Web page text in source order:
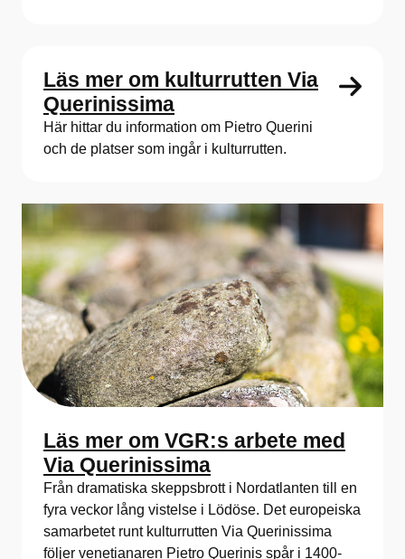
Läs mer om kulturrutten Via
Querinissima
Här hittar du information om Pietro Querini
och de platser som ingår i kulturrutten.
Läs mer om VGR:s arbete med
Via Querinissima
Från dramatiska skeppsbrott i Nordatlanten till en
fyra veckor lång vistelse i Lödöse. Det europeiska
samarbetet runt kulturrutten Via Querinissima
följer venetianaren Pietro Querinis spår i 1400-